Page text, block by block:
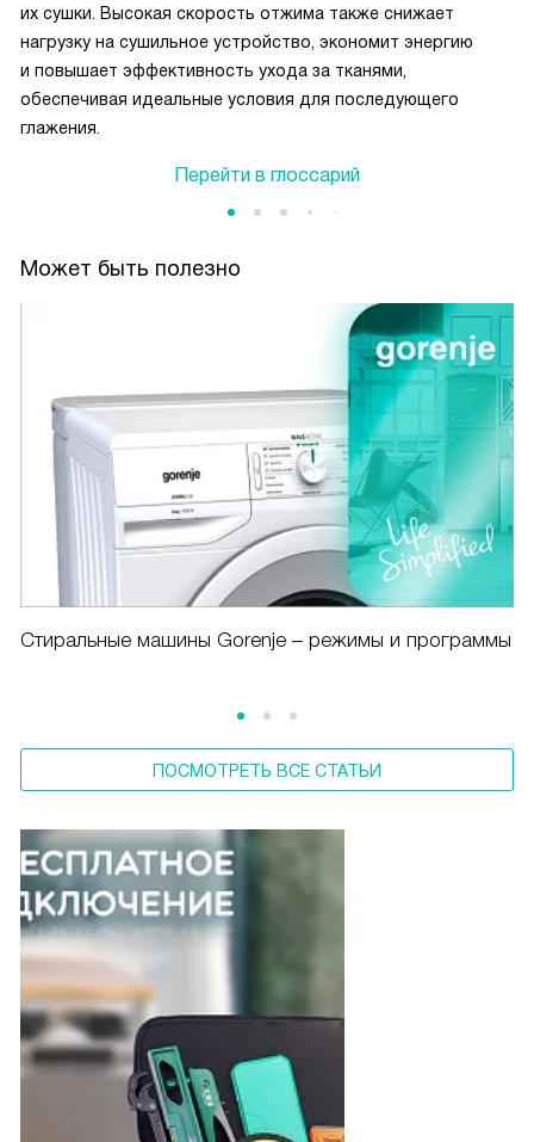
их сушки. Высокая скорость отжима также снижает
нагрузку на сушильное устройство, экономит энергию
и повышает эффективность ухода за тканями,
обеспечивая идеальные условия для последующего
глажения.
Перейти в глоссарий
Может быть полезно
Cтиральные машины Gorenje – режимы и программы
ПОСМОТРЕТЬ ВСЕ СТАТЬИ